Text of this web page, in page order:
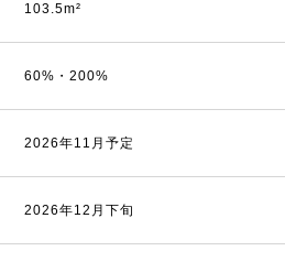
103.5m²
60%・200%
2026年11月予定
2026年12月下旬